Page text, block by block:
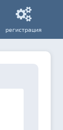
регистрация